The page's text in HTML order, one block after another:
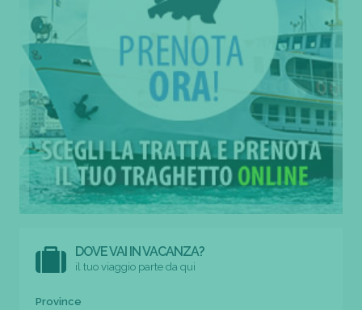
DOVE VAI IN VACANZA?
il tuo viaggio parte da qui
Province